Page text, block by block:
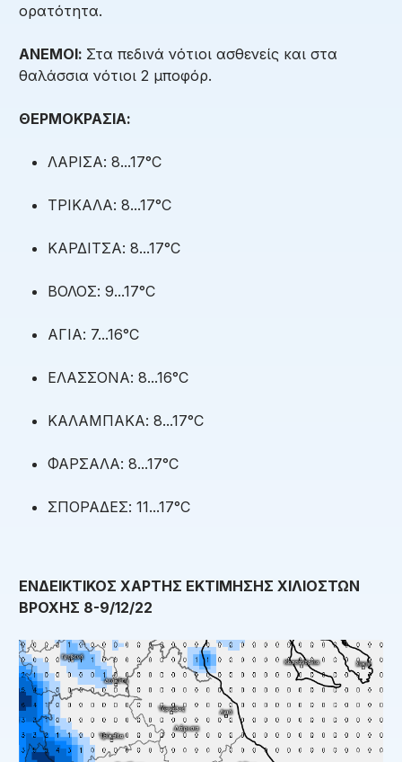
ορατότητα.
ΑΝΕΜΟΙ: Στα πεδινά νότιοι ασθενείς και στα
θαλάσσια νότιοι 2 μποφόρ.
ΘΕΡΜΟΚΡΑΣΙΑ:
ΛΑΡΙΣΑ: 8...17°C
ΤΡΙΚΑΛΑ: 8...17°C
ΚΑΡΔΙΤΣΑ: 8...17°C
ΒΟΛΟΣ: 9...17°C
ΑΓΙΑ: 7...16°C
ΕΛΑΣΣΟΝΑ: 8...16°C
ΚΑΛΑΜΠΑΚΑ: 8...17°C
ΦΑΡΣΑΛΑ: 8...17°C
ΣΠΟΡΑΔΕΣ: 11...17°C
ΕΝΔΕΙΚΤΙΚΟΣ ΧΑΡΤΗΣ ΕΚΤΙΜΗΣΗΣ ΧΙΛΙΟΣΤΩΝ
ΒΡΟΧΗΣ 8-9/12/22